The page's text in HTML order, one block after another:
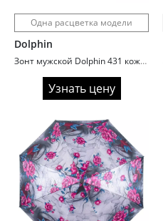
Одна расцветка модели
Dolphin
Зонт мужской Dolphin 431 кожаный купол
Узнать цену